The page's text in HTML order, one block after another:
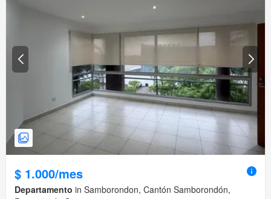
$ 1.000/mes
Departamento in Samborondon, Cantón Samborondón,